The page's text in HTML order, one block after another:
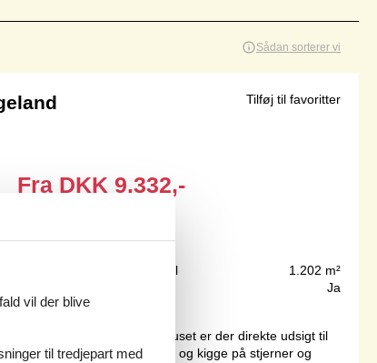
Sådan sorterer vi
Fra DKK 9.332,-
Grundareal
1.202 m²
Ja
– Botofte. Fra huset er der direkte udsigt til
aftenen, hvor man kan sidde og kigge på stjerner og
Tilføj til favoritter
vil der blive
til tredjepart med